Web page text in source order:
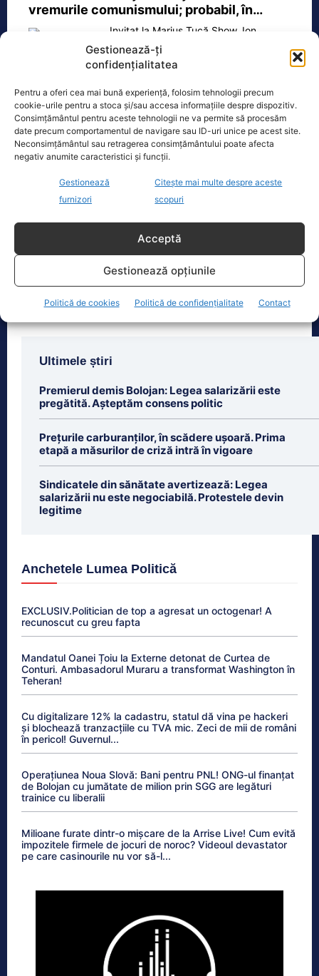
Gestionează-ți
confidențialitatea
Pentru a oferi cea mai bună experiență, folosim tehnologii precum
cookie-urile pentru a stoca și/sau accesa informațiile despre dispozitiv.
Consimțământul pentru aceste tehnologii ne va permite să procesăm
date precum comportamentul de navigare sau ID-uri unice pe acest site.
Neconsimțământul sau retragerea consimțământului poate afecta
negativ anumite caracteristici și funcții.
Gestionează
furnizori
Citește mai multe despre aceste
scopuri
Acceptă
Gestionează opțiunile
Politică de cookies Politică de confidențialitate Contact
vremurile comunismului; probabil, în…
Invitat la Marius Tucă Show, Ion
Cristoiu susține că măsurile anunțate
de Ilie Bolojan privind reducerea
consumului de energie electrică
Oficiul de Știri
Copil din Reghin, salvat după ce și-a prins mâna în
mașina…
Un copil de doar 2 ani din Reghin a
trecut printr-un moment dramatic,
vineri, după ce și-a prins mâna
dreaptă[...]
Ultimele știri
Premierul demis Bolojan: Legea salarizării este
pregătită. Așteptăm consens politic
Prețurile carburanților, în scădere ușoară. Prima
etapă a măsurilor de criză intră în vigoare
Sindicatele din sănătate avertizează: Legea
salarizării nu este negociabilă. Protestele devin
legitime
Anchetele Lumea Politică
EXCLUSIV.Politician de top a agresat un octogenar! A
recunoscut cu greu fapta
Mandatul Oanei Țoiu la Externe detonat de Curtea de
Conturi. Ambasadorul Muraru a transformat Washington în
Teheran!
Cu digitalizare 12% la cadastru, statul dă vina pe hackeri
și blochează tranzacțiile cu TVA mic. Zeci de mii de români
în pericol! Guvernul...
Operațiunea Noua Slovă: Bani pentru PNL! ONG-ul finanțat
de Bolojan cu jumătate de milion prin SGG are legături
trainice cu liberalii
Milioane furate dintr-o mișcare de la Arrise Live! Cum evită
impozitele firmele de jocuri de noroc? Videoul devastator
pe care casinourile nu vor să-l...